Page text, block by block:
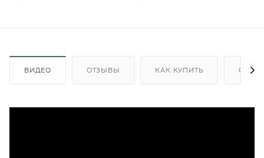
ВИДЕО ОТЗЫВЫ КАК КУПИТЬ